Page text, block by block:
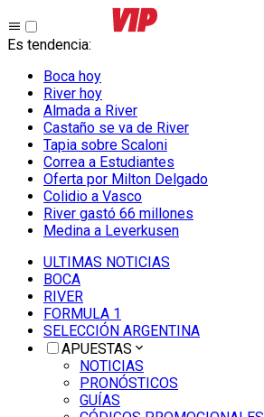
Es tendencia:
Boca hoy
River hoy
Almada a River
Castaño se va de River
Tapia sobre Scaloni
Correa a Estudiantes
Oferta por Milton Delgado
Colidio a Vasco
River gastó 66 millones
Medina a Leverkusen
ULTIMAS NOTICIAS
BOCA
RIVER
FORMULA 1
SELECCIÓN ARGENTINA
APUESTAS
NOTICIAS
PRONÓSTICOS
GUÍAS